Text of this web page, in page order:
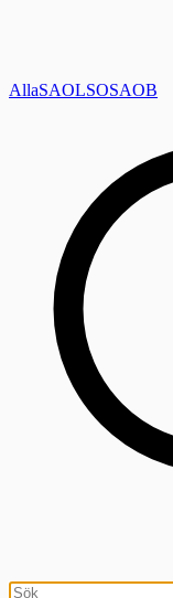
AllaSAOLSOSAOB